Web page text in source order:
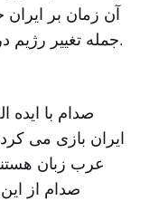
آن زمان بر
جمله تغییر رژیم در طرف مقابل جنگ اشاره می کردند.
صدام با
ایران بازی می
عرب زبان
صدام از